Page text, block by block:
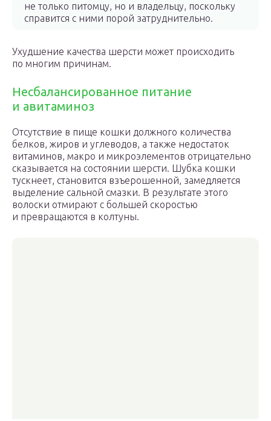
не только питомцу, но и владельцу, поскольку
справится с ними порой затруднительно.
Ухудшение качества шерсти может происходить
по многим причинам.
Несбалансированное питание
и авитаминоз
Отсутствие в пище кошки должного количества
белков, жиров и углеводов, а также недостаток
витаминов, макро и микроэлементов отрицательно
сказывается на состоянии шерсти. Шубка кошки
тускнеет, становится взъерошенной, замедляется
выделение сальной смазки. В результате этого
волоски отмирают с большей скоростью
и превращаются в колтуны.